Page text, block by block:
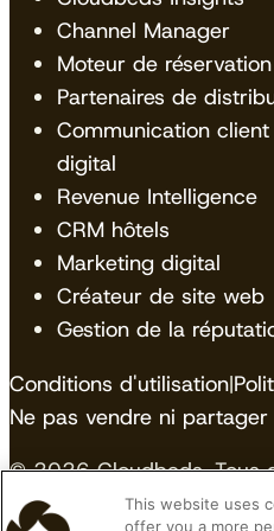
Channel Manager
Moteur de réservation
Partenaires de
Communication
digital
Revenue Intelligence
CRM hôtels
Marketing digital
Créateur de site web
Gestion de la
Conditions d'utilisation|
Ne pas vendre ni
© 2026 Cloudbeds. Tous
Cloudbeds is an
This website uses
offer you a more